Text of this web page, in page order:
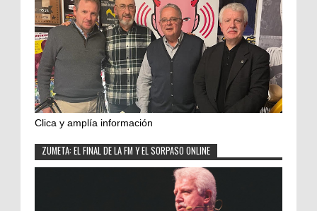
Clica y amplía información
ZUMETA: EL FINAL DE LA FM Y EL SORPASO ONLINE